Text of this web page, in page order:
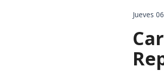
Jueves